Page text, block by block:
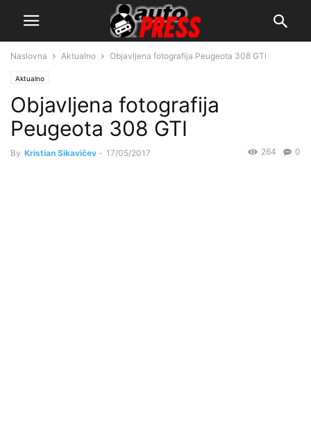
Naslovna Aktualno Objavljena fotografija Peugeota 308 GTI
Aktualno
Objavljena fotografija
Peugeota 308 GTI
By Kristian Sikavičev - 17/05/2017 0
264